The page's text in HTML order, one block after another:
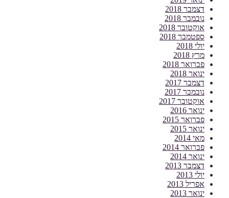
דצמבר 2018
נובמבר 2018
אוקטובר 2018
ספטמבר 2018
יולי 2018
מרץ 2018
פברואר 2018
ינואר 2018
דצמבר 2017
נובמבר 2017
אוקטובר 2017
ינואר 2016
פברואר 2015
ינואר 2015
מאי 2014
פברואר 2014
ינואר 2014
דצמבר 2013
יולי 2013
אפריל 2013
ינואר 2013